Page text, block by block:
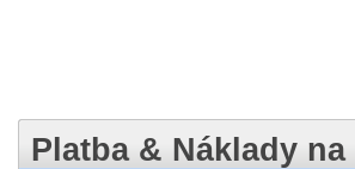
Platba & Náklady